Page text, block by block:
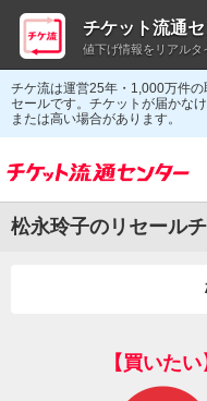
チケ流は運営25年・1,000万件
セールです。チケットが届かな
または高い場合があります。
松永玲子のリセール
【買いたい
チケット流通
値下げ情報をリアルタ